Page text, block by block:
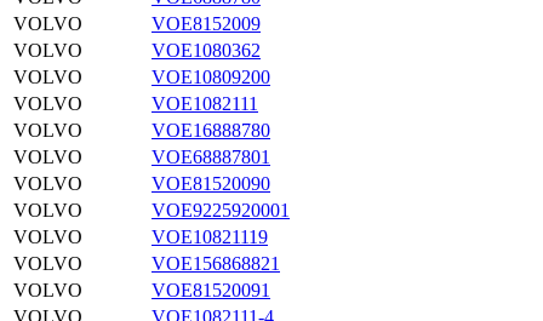
VOLVO
VOE8152009
VOLVO
VOE1080362
VOLVO
VOE10809200
VOLVO
VOE1082111
VOLVO
VOE16888780
VOLVO
VOE68887801
VOLVO
VOE81520090
VOLVO
VOE9225920001
VOLVO
VOE10821119
VOLVO
VOE156868821
VOLVO
VOE81520091
VOLVO
VOE1082111-4